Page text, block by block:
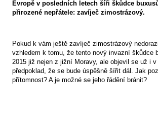
Evropě v posledních letech šíři škůdce
přirozené nepřátele: zavíječ zimostrázový.
Pokud k vám ještě zavíječ zimostrázový
vzhledem k tomu, že tento nový invazní škůdce
2015 již nejen z jižní Moravy, ale objevil se už i
předpoklad, že se bude úspěšně šířit dál. Jak
přítomnost? A je možné se jeho řádění bránit?